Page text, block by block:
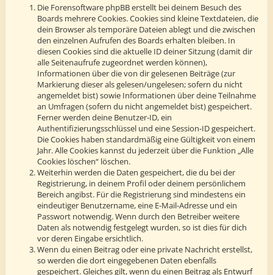
Die Forensoftware phpBB erstellt bei deinem Besuch des
Boards mehrere Cookies. Cookies sind kleine Textdateien, die
dein Browser als temporäre Dateien ablegt und die zwischen
den einzelnen Aufrufen des Boards erhalten bleiben. In
diesen Cookies sind die aktuelle ID deiner Sitzung (damit dir
alle Seitenaufrufe zugeordnet werden können),
Informationen über die von dir gelesenen Beiträge (zur
Markierung dieser als gelesen/ungelesen; sofern du nicht
angemeldet bist) sowie Informationen über deine Teilnahme
an Umfragen (sofern du nicht angemeldet bist) gespeichert.
Ferner werden deine Benutzer-ID, ein
Authentifizierungsschlüssel und eine Session-ID gespeichert.
Die Cookies haben standardmäßig eine Gültigkeit von einem
Jahr. Alle Cookies kannst du jederzeit über die Funktion „Alle
Cookies löschen“ löschen.
Weiterhin werden die Daten gespeichert, die du bei der
Registrierung, in deinem Profil oder deinem persönlichem
Bereich angibst. Für die Registrierung sind mindestens ein
eindeutiger Benutzername, eine E-Mail-Adresse und ein
Passwort notwendig. Wenn durch den Betreiber weitere
Daten als notwendig festgelegt wurden, so ist dies für dich
vor deren Eingabe ersichtlich.
Wenn du einen Beitrag oder eine private Nachricht erstellst,
so werden die dort eingegebenen Daten ebenfalls
gespeichert. Gleiches gilt, wenn du einen Beitrag als Entwurf